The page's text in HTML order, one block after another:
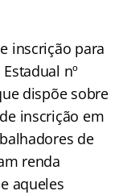
inscrição para
nº
dispõe sobre
inscrição em
de
renda
aqueles